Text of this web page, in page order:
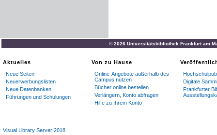
© 2026 Universitätsbibliothek Frankfurt am
Aktuelles
Neue Seiten
Neuerwerbungslisten
Neue Datenbanken
Führungen und Schulungen
Von zu Hause
Online-Angebote außerhalb des
Campus nutzen
Bücher online bestellen
Verlängern, Konto abfragen
Hilfe zu Ihrem Konto
Digitale
Frankfurter
Visual Library Server 2018